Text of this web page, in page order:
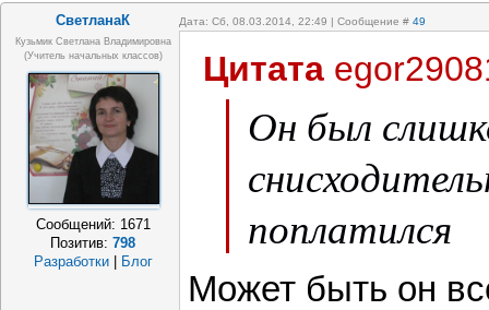
СветланаК Дата: Сб, 08.03.2014, 22:49 | Сообщение # 49
Кузьмик Светлана Владимировна
(учитель начальных классов)
Сообщений: 1671
Позитив:798
Разработки
Блог
Цитата
Он был
поплатился
Может быть он